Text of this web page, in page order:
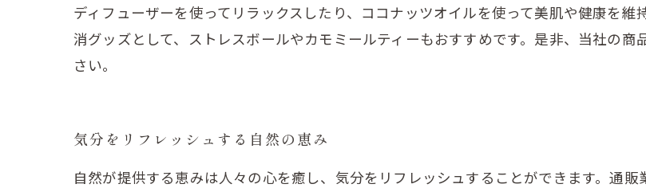
ディフューザーを使ってリラックスしたり、ココナッツオイルを使って美肌や健康を
消グッズとして、ストレスボールやカモミールティーもおすすめです。是非、当社の
さい。
気分をリフレッシュする自然の恵み
自然が提供する恵みは人々の心を癒し、気分をリフレッシュすることができます。通